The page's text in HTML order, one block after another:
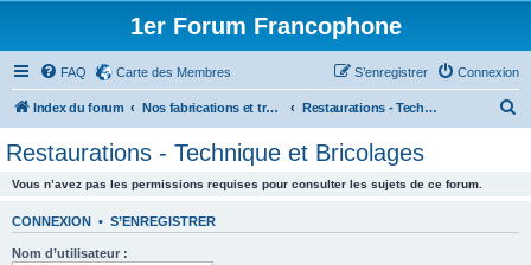
1er Forum Francophone
FAQ Carte des Membres Connexion
S’enregistrer
Index du forum Nos fabrications et travaux (sauf machines) Restaurations - Technique et Bricolages
Restaurations - Technique et Bricolages
Vous n’avez pas les permissions requises pour consulter les sujets de ce forum.
CONNEXION • S’ENREGISTRER
Nom d’utilisateur :